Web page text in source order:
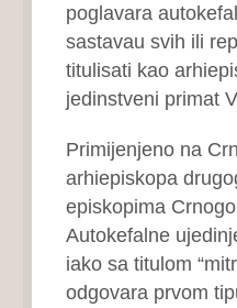
poglavara
sastavau svih ili
titulisati kao
jedinstveni primat
Primijenjeno na
arhiepiskopa
episkopima
Autokefalne
iako sa titulom
odgovara prvom